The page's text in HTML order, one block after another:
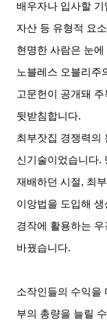
배우자나 입사할
자산 등 유형적 요
현명한 사람은 눈
노블레스 오블리주
고문헌이 공개돼
뒷받침합니다.
최부잣집 경쟁력의
신기술이었습니다.
재배하던 시절, 최
이앙법을 도입해
경작에 활용하는
바꿨습니다.
소작인들의 수익을
부의 총량을 늘릴